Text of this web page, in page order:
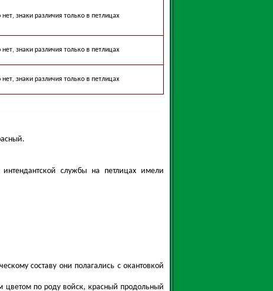
нет, знаки различия только в петлицах
нет, знаки различия только в петлицах
нет, знаки различия только в петлицах
службы на петлицах имели
составу они полагались с окантовкой
цветом по роду войск, красный продольный